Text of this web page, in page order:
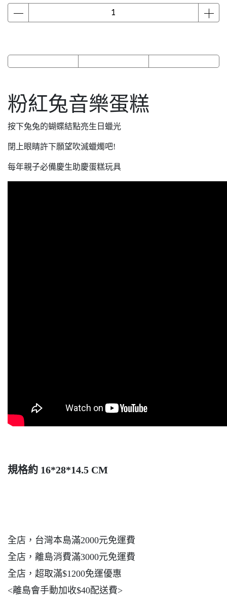
粉紅兔音樂蛋糕
按下兔兔的蝴蝶結點亮生日蠟光
閉上眼睛許下願望吹滅蠟燭吧!
每年親子必備慶生助慶蛋糕玩具
規格約 16*28*14.5 CM
全店，台灣本島滿2000元免運費
全店，離島消費滿3000元免運費
全店，超取滿$1200免運優惠
<離島會手動加收$40配送費>